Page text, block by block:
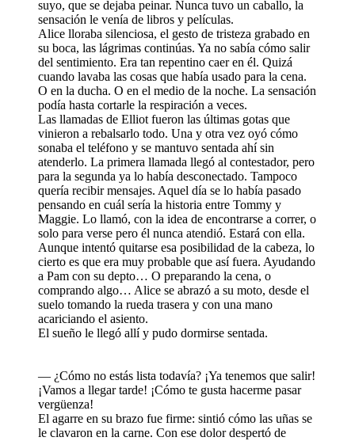
suyo, que se dejaba peinar. Nunca tuvo un caballo, la
sensación le venía de libros y películas.
Alice lloraba silenciosa, el gesto de tristeza grabado en
su boca, las lágrimas continúas. Ya no sabía cómo salir
del sentimiento. Era tan repentino caer en él. Quizá
cuando lavaba las cosas que había usado para la cena.
O en la ducha. O en el medio de la noche. La sensación
podía hasta cortarle la respiración a veces.
Las llamadas de Elliot fueron las últimas gotas que
vinieron a rebalsarlo todo. Una y otra vez oyó cómo
sonaba el teléfono y se mantuvo sentada ahí sin
atenderlo. La primera llamada llegó al contestador, pero
para la segunda ya lo había desconectado. Tampoco
quería recibir mensajes. Aquel día se lo había pasado
pensando en cuál sería la historia entre Tommy y
Maggie. Lo llamó, con la idea de encontrarse a correr, o
solo para verse pero él nunca atendió. Estará con ella.
Aunque intentó quitarse esa posibilidad de la cabeza, lo
cierto es que era muy probable que así fuera. Ayudando
a Pam con su depto… O preparando la cena, o
comprando algo… Alice se abrazó a su moto, desde el
suelo tomando la rueda trasera y con una mano
acariciando el asiento.
El sueño le llegó allí y pudo dormirse sentada.
— ¿Cómo no estás lista todavía? ¡Ya tenemos que salir!
¡Vamos a llegar tarde! ¡Cómo te gusta hacerme pasar
vergüenza!
El agarre en su brazo fue firme: sintió cómo las uñas se
le clavaron en la carne. Con ese dolor despertó de